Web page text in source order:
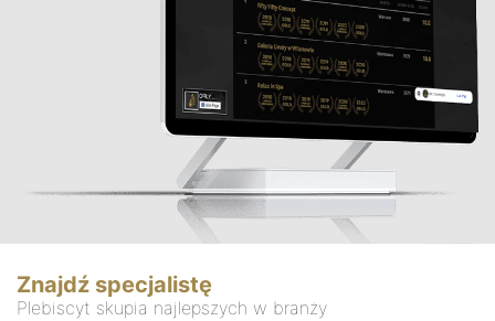
Znajdź specjalistę
Plebiscyt skupia najlepszych w branży